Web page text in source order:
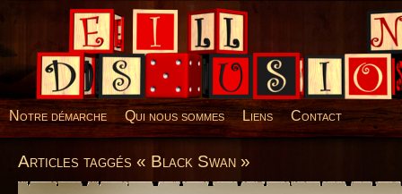
Desillusions
Notre démarche Qui nous sommes Liens Contact
Articles taggés « Black Swan »